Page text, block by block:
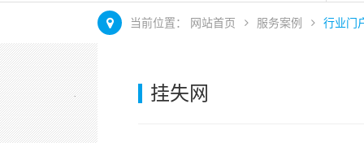
当前位置： 网站首页 服务案例 行业门
挂失网